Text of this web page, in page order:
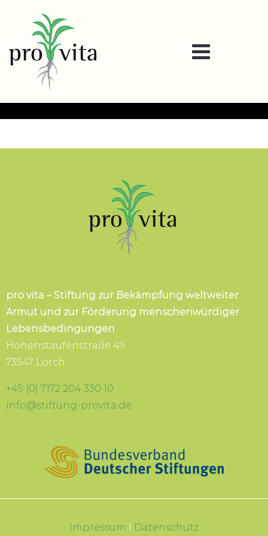
pro vita – Stiftung zur Bekämpfung weltweiter
Armut und zur Förderung menschenwürdiger
Lebensbedingungen
Hohenstaufenstraße 49
73547 Lorch
+49 (0) 7172 204 330 10
info@stiftung-provita.de
Impressum I Datenschutz